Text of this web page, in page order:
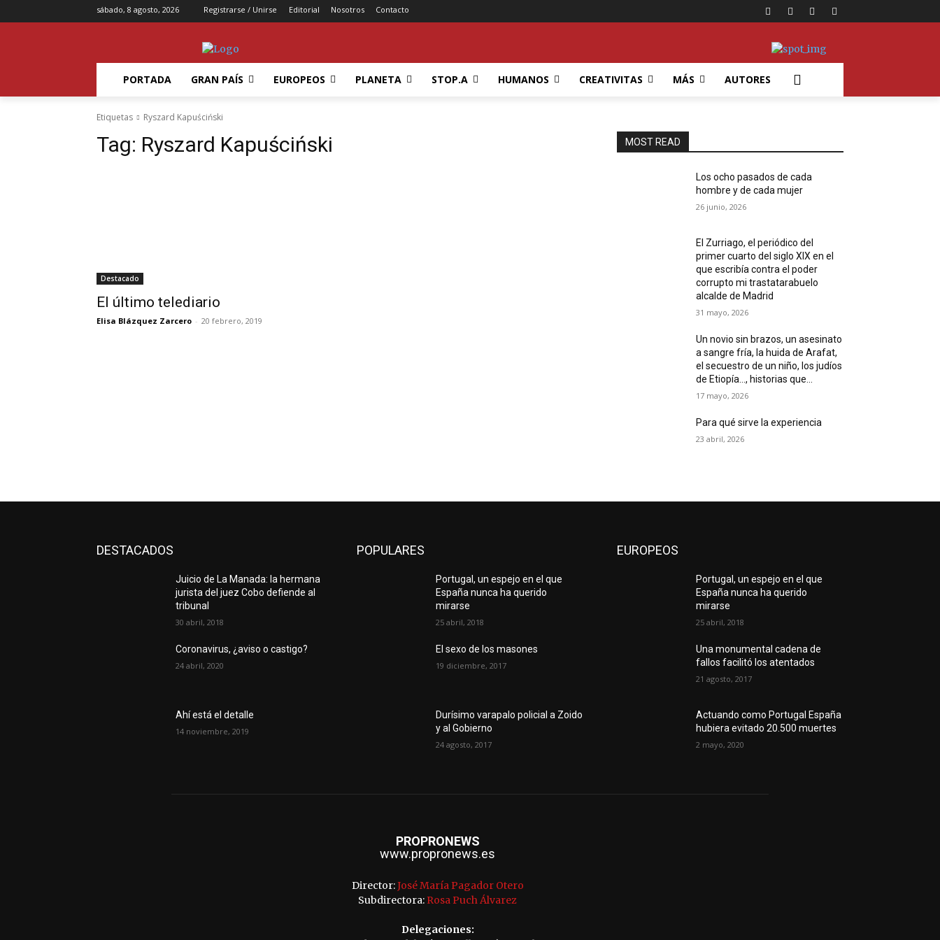
sábado, 8 agosto, 2026 Registrarse / Unirse Editorial Nosotros Contacto
PORTADA GRAN PAÍS EUROPEOS PLANETA STOP.A HUMANOS CREATIVITAS MÁS AUTORES
Etiquetas Ryszard Kapuściński
Tag: Ryszard Kapuściński
Destacado
El último telediario
Elisa Blázquez Zarcero - 20 febrero, 2019
MOST READ
Los ocho pasados de cada
hombre y de cada mujer
26 junio, 2026
El Zurriago, el periódico del
primer cuarto del siglo XIX en el
que escribía contra el poder
corrupto mi trastatarabuelo
alcalde de Madrid
31 mayo, 2026
Un novio sin brazos, un asesinato
a sangre fría, la huida de Arafat,
el secuestro de un niño, los judíos
de Etiopía…, historias que...
17 mayo, 2026
Para qué sirve la experiencia
23 abril, 2026
DESTACADOS
Juicio de La Manada: la hermana
jurista del juez Cobo defiende al
tribunal
30 abril, 2018
Coronavirus, ¿aviso o castigo?
24 abril, 2020
Ahí está el detalle
14 noviembre, 2019
POPULARES
Portugal, un espejo en el que
España nunca ha querido
mirarse
25 abril, 2018
El sexo de los masones
19 diciembre, 2017
Durísimo varapalo policial a Zoido
y al Gobierno
24 agosto, 2017
EUROPEOS
Portugal, un espejo en el que
España nunca ha querido
mirarse
25 abril, 2018
Una monumental cadena de
fallos facilitó los atentados
21 agosto, 2017
Actuando como Portugal España
hubiera evitado 20.500 muertes
2 mayo, 2020
PROPRONEWS
www.propronews.es
Director:José María Pagador Otero
Subdirectora: Rosa Puch Álvarez
Delegaciones: